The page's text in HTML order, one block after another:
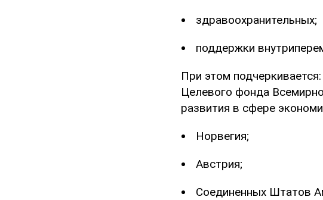
здравоохранительных;
поддержки
При этом
Целевого фонда
развития в сфере
Норвегия;
Австрия;
Соединенных Штатов